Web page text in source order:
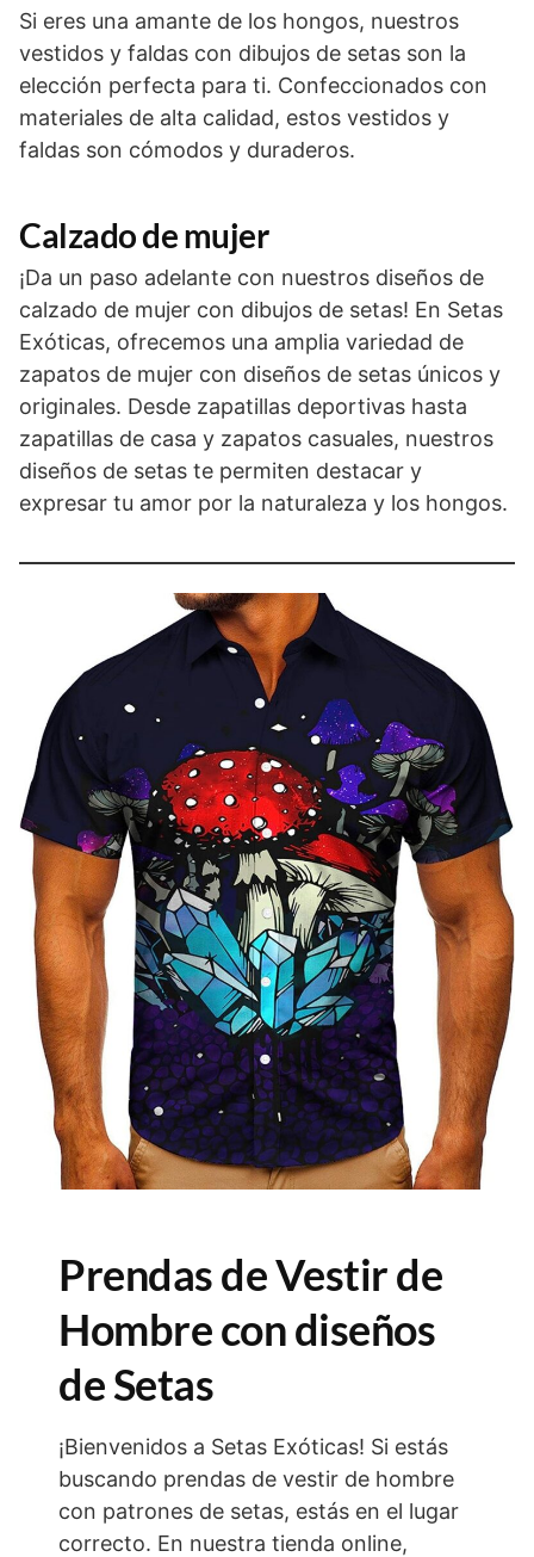
Si eres una amante de los hongos, nuestros
vestidos y faldas con dibujos de setas son la
elección perfecta para ti. Confeccionados con
materiales de alta calidad, estos vestidos y
faldas son cómodos y duraderos.
Calzado de mujer
¡Da un paso adelante con nuestros diseños de
calzado de mujer con dibujos de setas! En Setas
Exóticas, ofrecemos una amplia variedad de
zapatos de mujer con diseños de setas únicos y
originales. Desde zapatillas deportivas hasta
zapatillas de casa y zapatos casuales, nuestros
diseños de setas te permiten destacar y
expresar tu amor por la naturaleza y los hongos.
Prendas de Vestir de
Hombre con diseños
de Setas
¡Bienvenidos a Setas Exóticas! Si estás
buscando prendas de vestir de hombre
con patrones de setas, estás en el lugar
correcto. En nuestra tienda online,